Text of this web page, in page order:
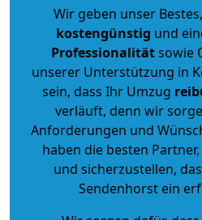
Wir geben unser
kostengünstig und
Professionalitätsowie
unserer Unterstützung in
sein, dass Ihr Umzug
verläuft, denn wir
Anforderungen und
haben die besten
und sicherzustellen,
Sendenhorst ein